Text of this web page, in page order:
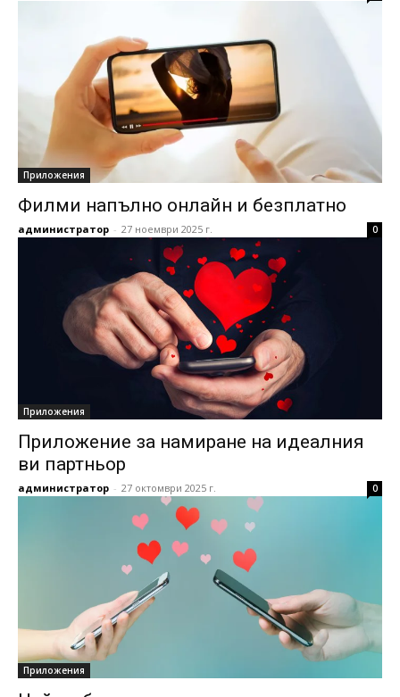
Приложения
Филми напълно онлайн и безплатно
администратор - 27 ноември 2025 г. 0
Приложения
Приложение за намиране на идеалния
ви партньор
администратор - 27 октомври 2025 г. 0
Приложения